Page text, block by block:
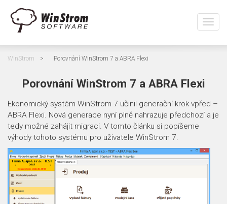
WinStrom > Porovnání WinStrom 7 a ABRA Flexi
Porovnání WinStrom 7 a ABRA Flexi
Ekonomický systém WinStrom 7 učinil generační krok vpřed –
ABRA Flexi. Nová generace nyní plně nahrazuje předchozí a je
tedy možné zahájit migraci. V tomto článku si popíšeme
výhody tohoto systému pro uživatele WinStrom 7.